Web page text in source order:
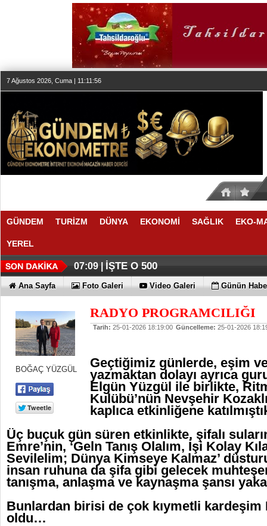
7 Ağustos 2026, Cuma | 11:11:57
GÜNDEM TURİZM DÜNYA EKONOMİ SAĞLIK EKO-
YEREL
07:09 | İŞTE O 500
Ana Sayfa Foto Galeri Video Galeri Günün
BOĞAÇ YÜZGÜL
RADYO PROGRAMCILIĞI
Tarih: 25-01-2026 18:19:00 Güncelleme: 25-01-2026
Geçtiğimiz günlerde, eşim
yazmaktan dolayı ayrıca
Elgün Yüzgül ile birlikte,
Kulübü’nün Nevşehir
kaplıca etkinliğene
Üç buçuk gün süren etkinlikte, şifalı
Emre’nin, ‘Geln Tanış Olalım, İşi Kolay
Sevilelim; Dünya Kimseye Kalmaz’
insan ruhuna da şifa gibi gelecek
tanışma, anlaşma ve kaynaşma şansı
Bunlardan birisi de çok kıymetli kardeşim
oldu…